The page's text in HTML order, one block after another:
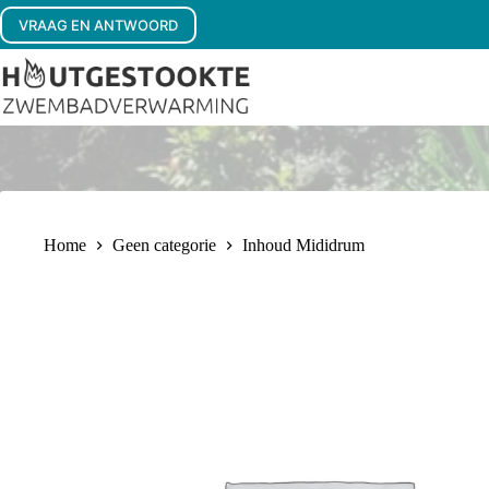
Ga
naar
de
inhoud
VRAAG EN ANTWOORD
Home Geen categorie Inhoud Mididrum